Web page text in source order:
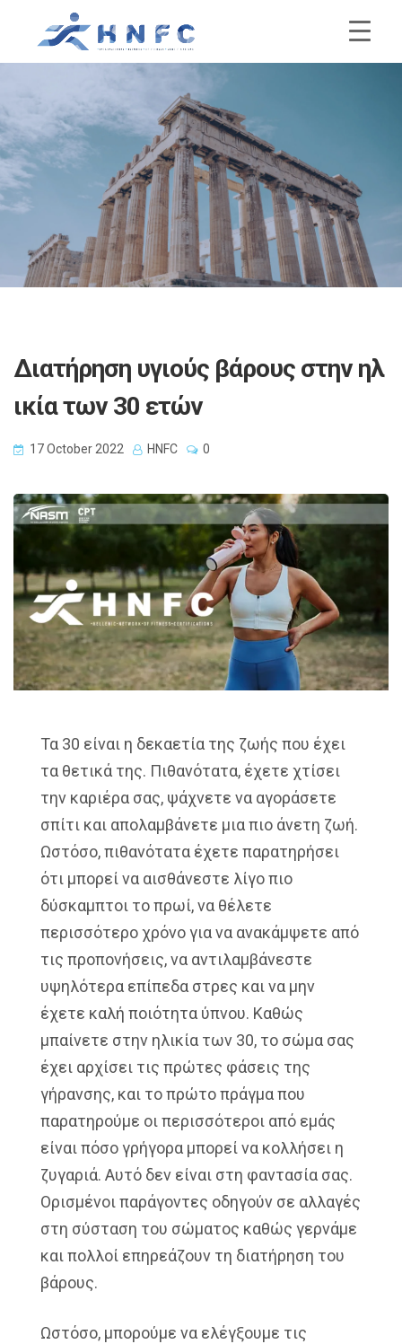
Διατήρηση υγιούς βάρους στην ηλ
ικία των 30 ετών
17 October 2022 HNFC 0
Τα 30 είναι η δεκαετία της ζωής που έχει
τα θετικά της. Πιθανότατα, έχετε χτίσει
την καριέρα σας, ψάχνετε να αγοράσετε
σπίτι και απολαμβάνετε μια πιο άνετη ζωή.
Ωστόσο, πιθανότατα έχετε παρατηρήσει
ότι μπορεί να αισθάνεστε λίγο πιο
δύσκαμπτοι το πρωί, να θέλετε
περισσότερο χρόνο για να ανακάμψετε από
τις προπονήσεις, να αντιλαμβάνεστε
υψηλότερα επίπεδα στρες και να μην
έχετε καλή ποιότητα ύπνου. Καθώς
μπαίνετε στην ηλικία των 30, το σώμα σας
έχει αρχίσει τις πρώτες φάσεις της
γήρανσης, και το πρώτο πράγμα που
παρατηρούμε οι περισσότεροι από εμάς
είναι πόσο γρήγορα μπορεί να κολλήσει η
ζυγαριά. Αυτό δεν είναι στη φαντασία σας.
Ορισμένοι παράγοντες οδηγούν σε αλλαγές
στη σύσταση του σώματος καθώς γερνάμε
και πολλοί επηρεάζουν τη διατήρηση του
βάρους.
Ωστόσο, μπορούμε να ελέγξουμε τις